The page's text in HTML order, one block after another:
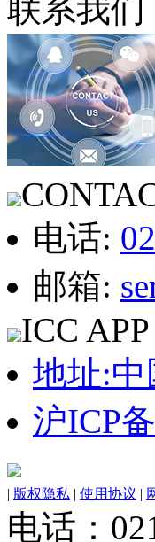
联系我们
电话:
邮箱:
ICC APP
地址:
沪ICP
| 版权隐私 | 使用协议 |
电话：